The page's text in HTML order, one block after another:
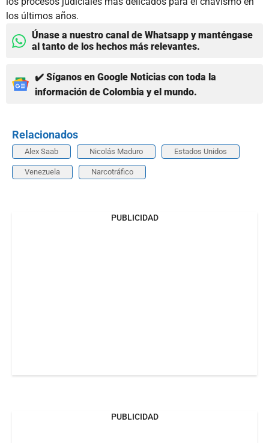
los últimos años.
Únase a nuestro canal de Whatsapp y manténgase
al tanto de los hechos más relevantes.
✔️ Síganos en Google Noticias con toda la
información de Colombia y el mundo.
Relacionados
Alex Saab Nicolás Maduro Estados Unidos
Venezuela Narcotráfico
PUBLICIDAD
PUBLICIDAD